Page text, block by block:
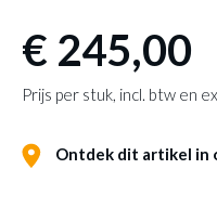
€ 245,00
Prijs per stuk, incl. btw en
Ontdek dit artikel in